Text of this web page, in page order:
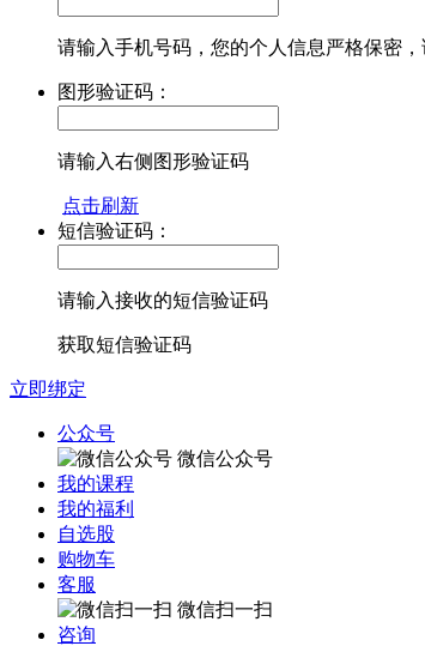
请输入手机号码，您的个人信息严格保密
图形验证码：
请输入右侧图形验证码
点击刷新
短信验证码：
请输入接收的短信验证码
获取短信验证码
立即绑定
公众号
微信公众号
我的课程
我的福利
自选股
购物车
客服
微信扫一扫
咨询